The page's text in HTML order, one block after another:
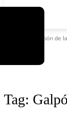
Galpón de
Tag: